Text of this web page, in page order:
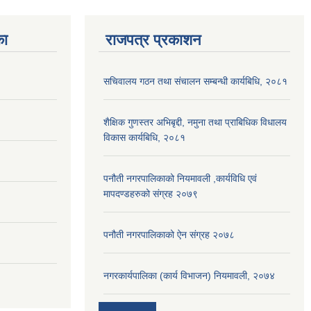
राजपत्र प्रकाशन
सचिवालय गठन तथा संचालन सम्बन्धी कार्यबिधि, २०८१
शैक्षिक गुणस्तर अभिबृद्दी, नमुना तथा प्राबिधिक विधालय
विकास कार्यबिधि, २०८१
पनौती नगरपालिकाको नियमावली ,कार्यविधि एवं
मापदण्डहरुको संग्रह २०७९
पनौती नगरपालिकाको ऐन संग्रह २०७८
नगरकार्यपालिका (कार्य विभाजन) नियमावली, २०७४